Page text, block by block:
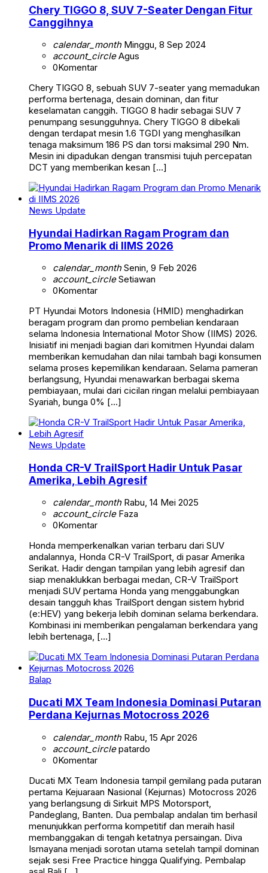
Chery TIGGO 8, SUV 7-Seater Dengan Fitur
Canggihnya
calendar_monthMinggu, 8 Sep 2024
account_circleAgus
0Komentar
Chery TIGGO 8, sebuah SUV 7-seater yang memadukan
performa bertenaga, desain dominan, dan fitur
keselamatan canggih. TIGGO 8 hadir sebagai SUV 7
penumpang sesungguhnya. Chery TIGGO 8 dibekali
dengan terdapat mesin 1.6 TGDI yang menghasilkan
tenaga maksimum 186 PS dan torsi maksimal 290 Nm.
Mesin ini dipadukan dengan transmisi tujuh percepatan
DCT yang memberikan kesan […]
News Update
Hyundai Hadirkan Ragam Program dan
Promo Menarik di IIMS 2026
calendar_monthSenin, 9 Feb 2026
account_circleSetiawan
0Komentar
PT Hyundai Motors Indonesia (HMID) menghadirkan
beragam program dan promo pembelian kendaraan
selama Indonesia International Motor Show (IIMS) 2026.
Inisiatif ini menjadi bagian dari komitmen Hyundai dalam
memberikan kemudahan dan nilai tambah bagi konsumen
selama proses kepemilikan kendaraan. Selama pameran
berlangsung, Hyundai menawarkan berbagai skema
pembiayaan, mulai dari cicilan ringan melalui pembiayaan
Syariah, bunga 0% […]
News Update
Honda CR-V TrailSport Hadir Untuk Pasar
Amerika, Lebih Agresif
calendar_monthRabu, 14 Mei 2025
account_circleFaza
0Komentar
Honda memperkenalkan varian terbaru dari SUV
andalannya, Honda CR-V TrailSport, di pasar Amerika
Serikat. Hadir dengan tampilan yang lebih agresif dan
siap menaklukkan berbagai medan, CR-V TrailSport
menjadi SUV pertama Honda yang menggabungkan
desain tangguh khas TrailSport dengan sistem hybrid
(e:HEV) yang bekerja lebih dominan selama berkendara.
Kombinasi ini memberikan pengalaman berkendara yang
lebih bertenaga, […]
Balap
Ducati MX Team Indonesia Dominasi Putaran
Perdana Kejurnas Motocross 2026
calendar_monthRabu, 15 Apr 2026
account_circlepatardo
0Komentar
Ducati MX Team Indonesia tampil gemilang pada putaran
pertama Kejuaraan Nasional (Kejurnas) Motocross 2026
yang berlangsung di Sirkuit MPS Motorsport,
Pandeglang, Banten. Dua pembalap andalan tim berhasil
menunjukkan performa kompetitif dan meraih hasil
membanggakan di tengah ketatnya persaingan. Diva
Ismayana menjadi sorotan utama setelah tampil dominan
sejak sesi Free Practice hingga Qualifying. Pembalap